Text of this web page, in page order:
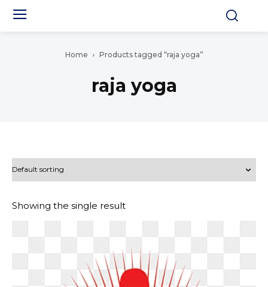
Home Products tagged “raja yoga”
raja yoga
Showing the single result